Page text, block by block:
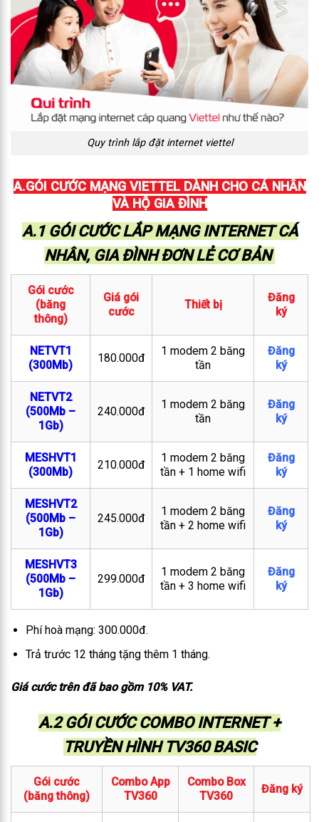
Quy trình lắp đặt internet viettel
A.GÓI CƯỚC MẠNG VIETTEL DÀNH CHO CÁ NHÂN
VÀ HỘ GIA ĐÌNH
A.1 GÓI CƯỚC LẮP MẠNG INTERNET CÁ
NHÂN, GIA ĐÌNH ĐƠN LẺ CƠ BẢN
Gói cước
(băng
thông)
Giá gói
cước
Thiết bị
Đăng
ký
NETVT1
(300Mb)
180.000đ
1 modem 2 băng
tần
Đăng
ký
NETVT2
(500Mb –
1Gb)
240.000đ
1 modem 2 băng
tần
Đăng
ký
MESHVT1
(300Mb)
210.000đ
1 modem 2 băng
tần + 1 home wifi
Đăng
ký
MESHVT2
(500Mb –
1Gb)
245.000đ
1 modem 2 băng
tần + 2 home wifi
Đăng
ký
MESHVT3
(500Mb –
1Gb)
299.000đ
1 modem 2 băng
tần + 3 home wifi
Đăng
ký
Phí hoà mạng: 300.000đ.
Trả trước 12 tháng tặng thêm 1 tháng.
Giá cước trên đã bao gồm 10% VAT.
A.2 GÓI CƯỚC COMBO INTERNET +
TRUYỀN HÌNH TV360 BASIC
Gói cước
(băng thông)
Combo App
TV360
Combo Box
TV360
Đăng ký